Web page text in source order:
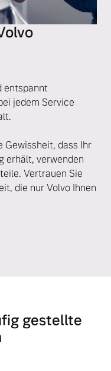
entspannt
jedem Service
Gewissheit, dass Ihr
erhält, verwenden
Vertrauen Sie
die nur Volvo Ihnen
gestellte